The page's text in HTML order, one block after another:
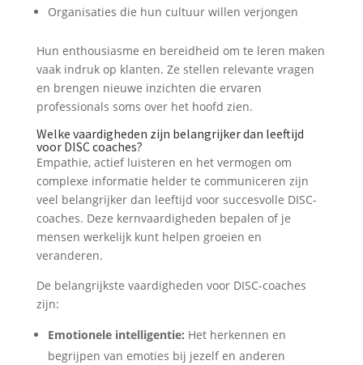
Organisaties die hun cultuur willen verjongen
Hun enthousiasme en bereidheid om te leren maken
vaak indruk op klanten. Ze stellen relevante vragen
en brengen nieuwe inzichten die ervaren
professionals soms over het hoofd zien.
Welke vaardigheden zijn belangrijker dan leeftijd
voor DISC coaches?
Empathie, actief luisteren en het vermogen om
complexe informatie helder te communiceren zijn
veel belangrijker dan leeftijd voor succesvolle DISC-
coaches. Deze kernvaardigheden bepalen of je
mensen werkelijk kunt helpen groeien en
veranderen.
De belangrijkste vaardigheden voor DISC-coaches
zijn:
Emotionele intelligentie: Het herkennen en
begrijpen van emoties bij jezelf en anderen